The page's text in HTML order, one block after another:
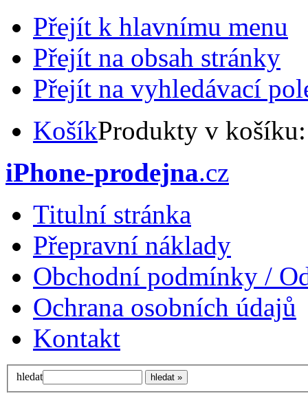
Přejít k hlavnímu menu
Přejít na obsah stránky
Přejít na vyhledávací
KošíkProdukty v
iPhone-prodejna.cz
Titulní stránka
Přepravní náklady
Obchodní podmínky /
Ochrana osobních údajů
Kontakt
hledat